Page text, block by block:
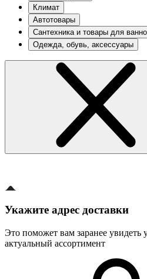
Климат
Автотовары
Сантехника и товары для
Одежда, обувь, аксессуары
Укажите адрес доставки
Это поможет вам заранее увидеть
актуальный ассортимент